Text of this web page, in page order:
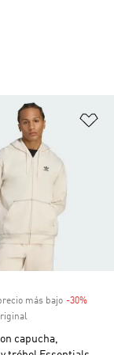
de deseos
más bajo -30%
capucha,